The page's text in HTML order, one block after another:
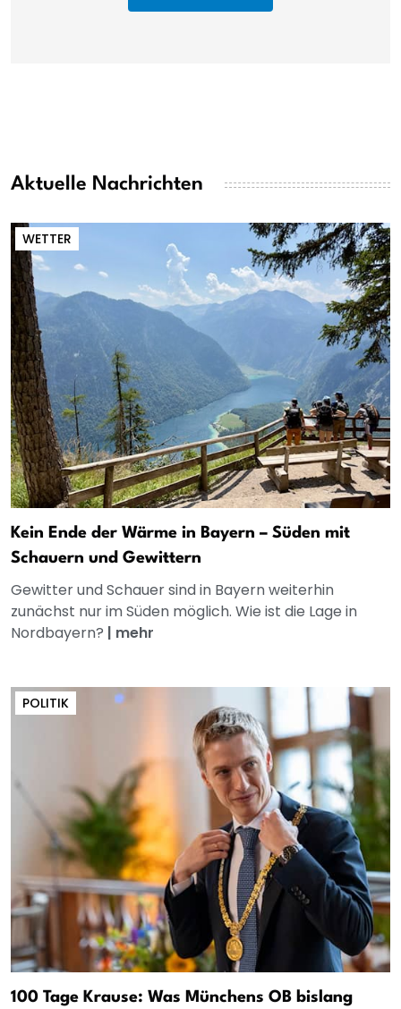
Aktuelle Nachrichten
WETTER
Kein Ende der Wärme in Bayern – Süden mit
Schauern und Gewittern
Gewitter und Schauer sind in Bayern weiterhin
zunächst nur im Süden möglich. Wie ist die Lage in
Nordbayern? | mehr
POLITIK
100 Tage Krause: Was Münchens OB bislang